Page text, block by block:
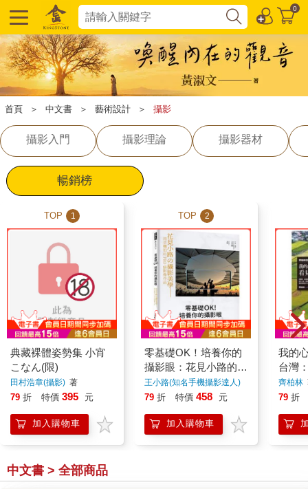
0
首頁 ＞ 中文書 ＞ 藝術設計 ＞ 攝影
攝影入門 攝影理論 攝影器材
暢銷榜
TOP 1
典藏裸體姿勢集 小宵
こなん(限)
田村浩章(攝影) 著
79 折 特價 395 元
加入購物車
TOP 2
零基礎OK！培養你的
攝影眼：花見小路的攝
影美學--用手機拍出
PRO級影像作品
王小路(知名手機攝影達人)
著
79 折 特價 458 元
加入購物車
我的
台灣
年的
齊柏林
79 折
中文書 > 全部商品